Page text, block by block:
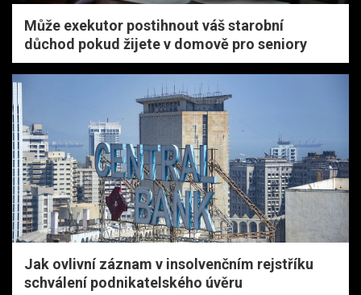
Může exekutor postihnout váš starobní
důchod pokud žijete v domově pro seniory
Jak ovlivní záznam v insolvenčním rejstříku
schválení podnikatelského úvěru